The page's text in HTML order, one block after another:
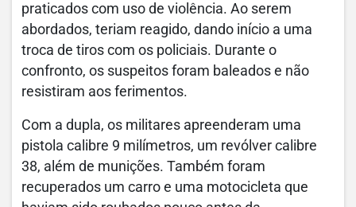
praticados com uso de violência. Ao serem
abordados, teriam reagido, dando início a uma
troca de tiros com os policiais. Durante o
confronto, os suspeitos foram baleados e não
resistiram aos ferimentos.
Com a dupla, os militares apreenderam uma
pistola calibre 9 milímetros, um revólver calibre
38, além de munições. Também foram
recuperados um carro e uma motocicleta que